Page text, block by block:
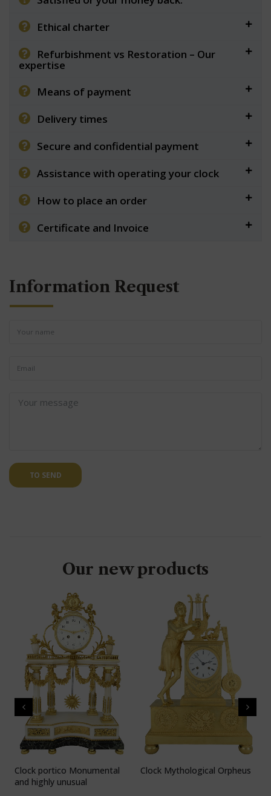
Ethical charter
Refurbishment vs Restoration – Our
expertise
Means of payment
Delivery times
Secure and confidential payment
Assistance with operating your clock
How to place an order
Certificate and Invoice
Information Request
TO SEND
Our new products
Clock portico Monumental
and highly unusual
Clock Mythological Orpheus